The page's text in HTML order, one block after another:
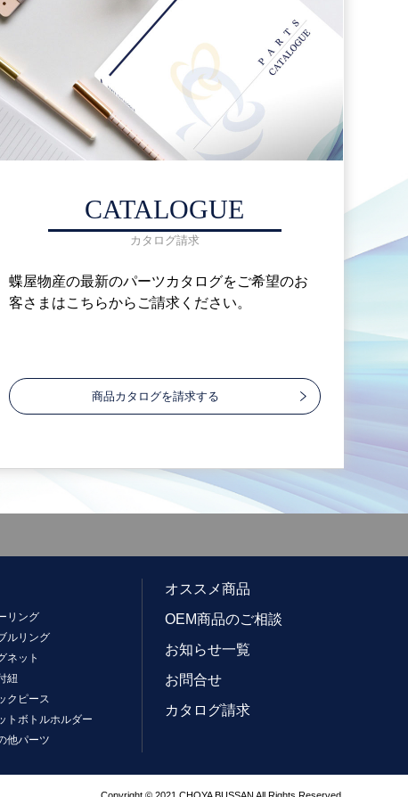
CATALOGUE
カタログ請求
蝶屋物産の最新のパーツカタログをご希望のお
客さまはこちらからご請求ください。
商品カタログを請求する
リング
ルリング
ネット
紐
クピース
トボトルホルダー
他パーツ
オススメ商品
OEM商品のご相談
お知らせ一覧
お問合せ
カタログ請求